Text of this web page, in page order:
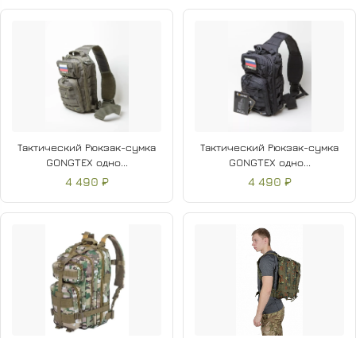
Тактический Рюкзак-сумка
GONGTEX одно...
4 490 ₽
Тактический Рюкзак-сумка
GONGTEX одно...
4 490 ₽